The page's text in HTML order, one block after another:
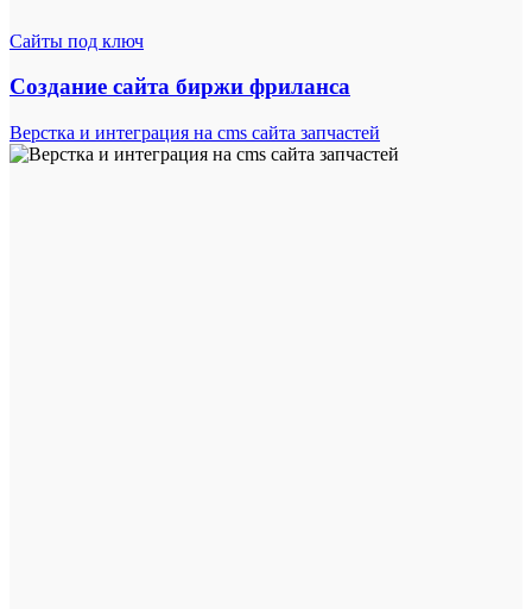
Сайты под ключ
Создание сайта биржи фриланса
Верстка и интеграция на cms сайта запчастей